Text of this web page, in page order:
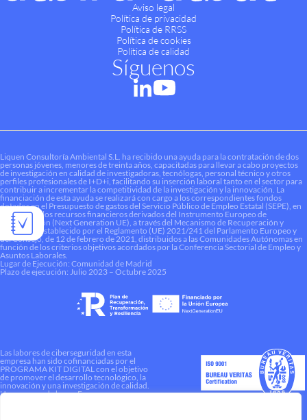
Aviso legal
Política de privacidad
Política de RRSS
Política de cookies
Política de calidad
Síguenos
Liquen Consultoría Ambiental S.L. ha recibido una ayuda para la contratación de dos
personas jóvenes, menores de treinta años, capacitadas para llevar a cabo proyectos
de investigación en calidad de investigadoras, tecnólogas, personal técnico y otros
perfiles profesionales de I+D+i, facilitando su inserción laboral tanto en el sector para
contribuir a incrementar la competitividad de la investigación y la innovación. La
financiación de esta ayuda se realizará con cargo a los correspondientes fondos
dotados en el Presupuesto de gastos del Servicio Público de Empleo Estatal (SEPE), en
el marco de los recursos financieros derivados del Instrumento Europeo de
Recuperación (Next Generation UE), a través del Mecanismo de Recuperación y
Resiliencia establecido por el Reglamento (UE) 2021/241 del Parlamento Europeo y
del Consejo, de 12 de febrero de 2021, distribuidos a las Comunidades Autónomas en
función de los criterios objetivos acordados por la Conferencia Sectorial de Empleo y
Asuntos Laborales.
Lugar de Ejecución: Comunidad de Madrid
Plazo de ejecución: Julio 2023 – Octubre 2025
Las labores de ciberseguridad en esta
empresa han sido cofinanciadas por el
PROGRAMA KIT DIGITAL con el objetivo
de promover el desarrollo tecnológico, la
innovación y una investigación de calidad.
Una manera de hacer Europa